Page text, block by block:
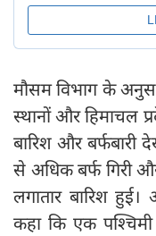
मौसम विभाग के
स्थानों और हिमाचल
बारिश और
से अधिक बर्फ गिरी
लगातार बारिश
कहा कि एक